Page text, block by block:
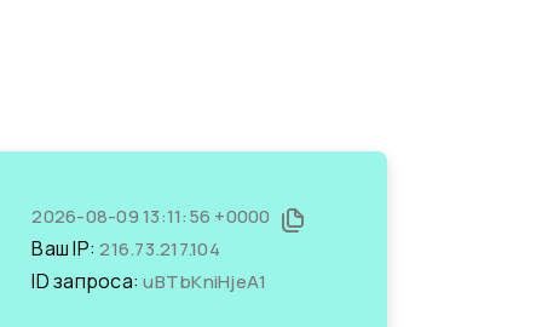
2026-08-09 13:11:56 +0000
Ваш IP:216.73.217.104
ID запроса:uBTbKniHjeA1